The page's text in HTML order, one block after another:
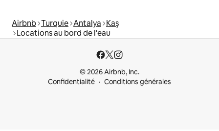
Airbnb Turquie Antalya Kaş
Locations au bord de l'eau
© 2026 Airbnb, Inc.
Confidentialité
Conditions générales